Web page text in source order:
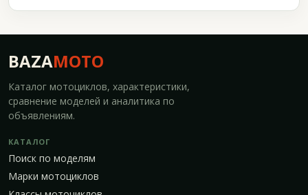
BAZAMOTO
Каталог мотоциклов, характеристики,
сравнение моделей и аналитика по
объявлениям.
КАТАЛОГ
Поиск по моделям
Марки мотоциклов